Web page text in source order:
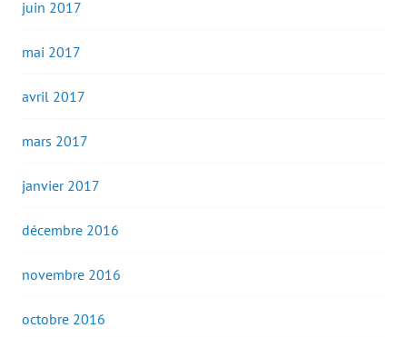
juin 2017
mai 2017
avril 2017
mars 2017
janvier 2017
décembre 2016
novembre 2016
octobre 2016